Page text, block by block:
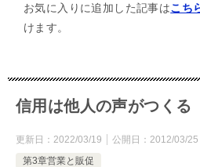
お気に入りに追加した記事はこち
けます。
信用は他人の声がつくる
更新日： 2022/03/19 公開日： 2012/03/25
第3章営業と販促